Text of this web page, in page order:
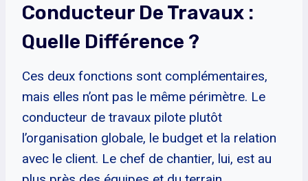
Conducteur De Travaux :
Quelle Différence ?
Ces deux fonctions sont complémentaires,
mais elles n’ont pas le même périmètre. Le
conducteur de travaux pilote plutôt
l’organisation globale, le budget et la relation
avec le client. Le chef de chantier, lui, est au